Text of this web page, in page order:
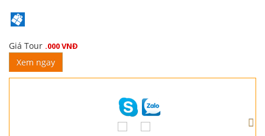
Giá Tour .000 VNĐ
Xem ngay